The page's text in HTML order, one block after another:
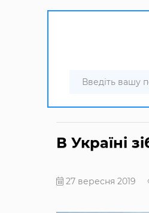
В Україні
27 вересня 2019